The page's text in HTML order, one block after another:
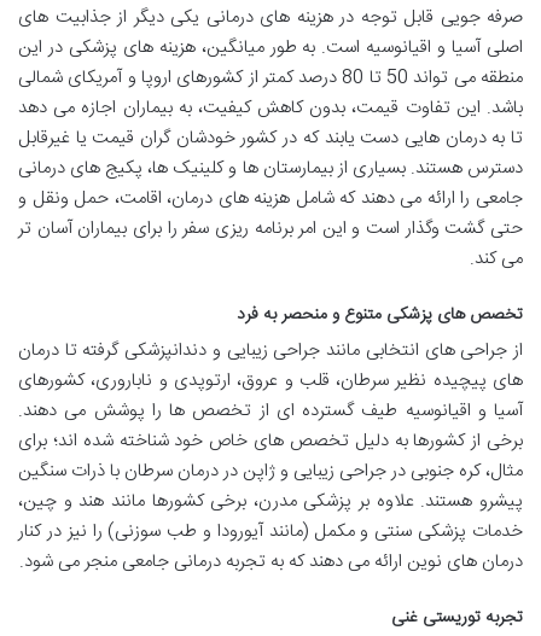
صرفه جویی قابل توجه در هزینه های درمانی یکی دیگر از جذابیت های
اصلی آسیا و اقیانوسیه است. به طور میانگین، هزینه های پزشکی در این
منطقه می تواند 50 تا 80 درصد کمتر از کشورهای اروپا و آمریکای شمالی
باشد. این تفاوت قیمت، بدون کاهش کیفیت، به بیماران اجازه می دهد
تا به درمان هایی دست یابند که در کشور خودشان گران قیمت یا غیرقابل
دسترس هستند. بسیاری از بیمارستان ها و کلینیک ها، پکیج های درمانی
جامعی را ارائه می دهند که شامل هزینه های درمان، اقامت، حمل ونقل و
حتی گشت وگذار است و این امر برنامه ریزی سفر را برای بیماران آسان تر
می کند.
تخصص های پزشکی متنوع و منحصر به فرد
از جراحی های انتخابی مانند جراحی زیبایی و دندانپزشکی گرفته تا درمان
های پیچیده نظیر سرطان، قلب و عروق، ارتوپدی و ناباروری، کشورهای
آسیا و اقیانوسیه طیف گسترده ای از تخصص ها را پوشش می دهند.
برخی از کشورها به دلیل تخصص های خاص خود شناخته شده اند؛ برای
مثال، کره جنوبی در جراحی زیبایی و ژاپن در درمان سرطان با ذرات سنگین
پیشرو هستند. علاوه بر پزشکی مدرن، برخی کشورها مانند هند و چین،
خدمات پزشکی سنتی و مکمل (مانند آیورودا و طب سوزنی) را نیز در کنار
درمان های نوین ارائه می دهند که به تجربه درمانی جامعی منجر می شود.
تجربه توریستی غنی